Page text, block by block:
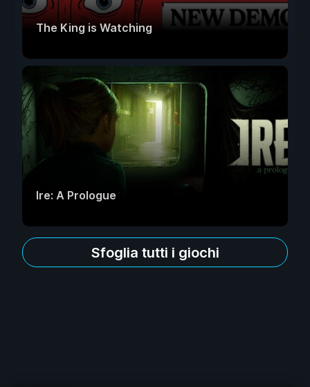
The King is Watching
Ire: A Prologue
Sfoglia tutti i giochi